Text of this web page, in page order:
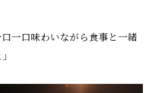
口一口味わいながら食事と一緒